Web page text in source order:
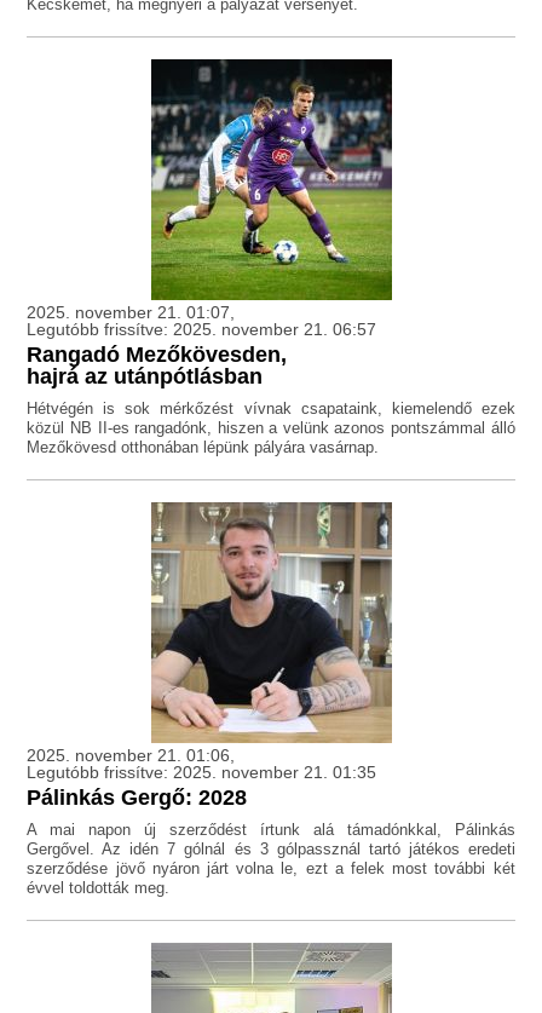
Kecskemét, ha megnyeri a pályázat versenyét.
2025. november 21. 01:07,
Legutóbb frissítve: 2025. november 21. 06:57
Rangadó Mezőkövesden,
hajrá az utánpótlásban
Hétvégén is sok mérkőzést vívnak csapataink, kiemelendő ezek
közül NB II-es rangadónk, hiszen a velünk azonos pontszámmal álló
Mezőkövesd otthonában lépünk pályára vasárnap.
2025. november 21. 01:06,
Legutóbb frissítve: 2025. november 21. 01:35
Pálinkás Gergő: 2028
A mai napon új szerződést írtunk alá támadónkkal, Pálinkás
Gergővel. Az idén 7 gólnál és 3 gólpassznál tartó játékos eredeti
szerződése jövő nyáron járt volna le, ezt a felek most további két
évvel toldották meg.